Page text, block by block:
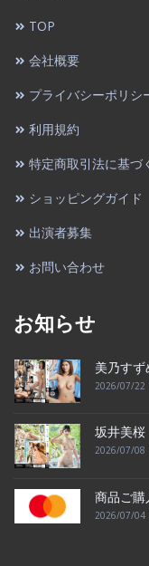
TOP
会社概要
プライバシーポリシ
利用規約
特定商取引法に基づ
ショッピングガイド
出演者募集
お問い合わせ
お知らせ
美乃すず
2026/07/22
坂井美
2026/07/08
商品ご
2026/07/04